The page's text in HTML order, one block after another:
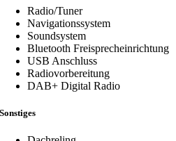
Radio/Tuner
Navigationssystem
Soundsystem
Bluetooth Freisprecheinrichtung
USB Anschluss
Radiovorbereitung
DAB+ Digital Radio
Sonstiges